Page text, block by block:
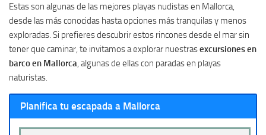
Estas son algunas de las mejores playas nudistas en Mallorca,
desde las más conocidas hasta opciones más tranquilas y menos
exploradas. Si prefieres descubrir estos rincones desde el mar sin
tener que caminar, te invitamos a explorar nuestrasexcursiones en
barco en Mallorca, algunas de ellas con paradas en playas
naturistas.
Planifica tu escapada a Mallorca